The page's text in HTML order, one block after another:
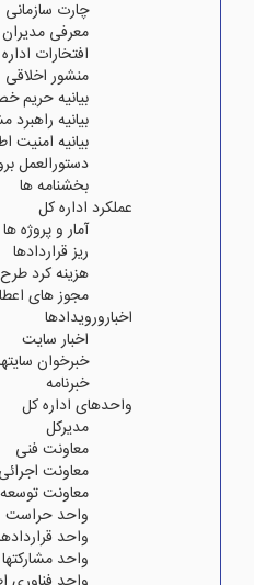
چارت سازمانی
معرفی مدیران
افتخارات
منشور اخلاقی
بیانیه حریم
بیانیه
بیانیه امنیت
دستورالعمل
بخشنامه ها
عملکرد اداره کل
آمار و پروژه ها
ریز قراردادها
هزینه کرد
مجوز های
اخبارورویدادها
اخبار سایت
خبرخوان
خبرنامه
واحدهای اداره کل
مدیرکل
معاونت فنی
معاونت اجرائی
معاونت
واحد حراست
واحد
واحد مشارکتها